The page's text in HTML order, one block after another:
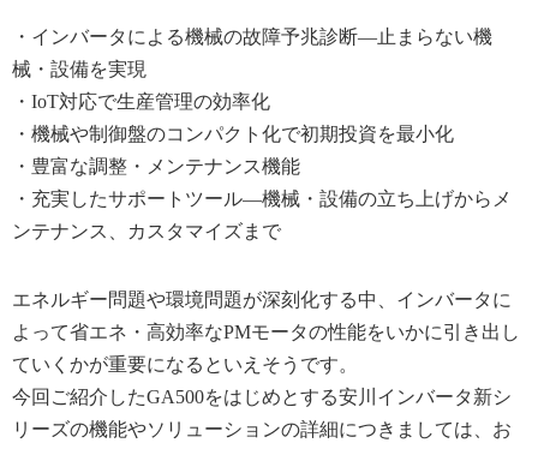
・インバータによる機械の故障予兆診断―止まらない機
械・設備を実現
・IoT対応で生産管理の効率化
・機械や制御盤のコンパクト化で初期投資を最小化
・豊富な調整・メンテナンス機能
・充実したサポートツール―機械・設備の立ち上げからメ
ンテナンス、カスタマイズまで
エネルギー問題や環境問題が深刻化する中、インバータに
よって省エネ・高効率なPMモータの性能をいかに引き出し
ていくかが重要になるといえそうです。
今回ご紹介したGA500をはじめとする安川インバータ新シ
リーズの機能やソリューションの詳細につきましては、お